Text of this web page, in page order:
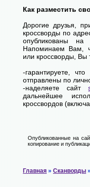
Как разместить
Дорогие друзья,
кроссворды по
опубликованы
Напоминаем Вам,
или кроссворды,
-гарантируете,
отправлены по
-наделяете сайт
дальнейшее
кроссвордов
Опубликованные на
копирование и
Главная » Сканворды